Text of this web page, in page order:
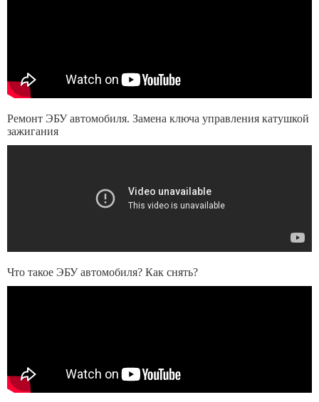
Ремонт ЭБУ автомобиля. Замена ключа управления катушкой
зажигания
Что такое ЭБУ автомобиля? Как снять?